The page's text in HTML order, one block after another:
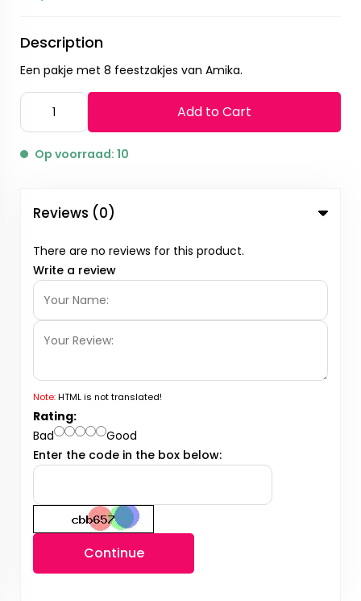
Description
Een pakje met 8 feestzakjes van Amika.
Add to Cart
Op voorraad: 10
Reviews (0)
There are no reviews for this product.
Write a review
Note:HTML is not translated!
Rating:
Bad
Good
Enter the code in the box below:
Continue